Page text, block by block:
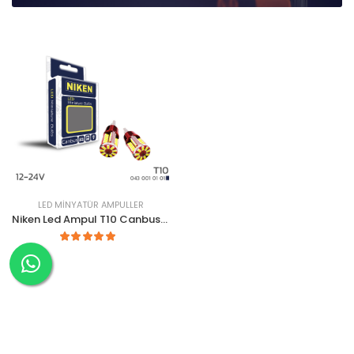
LED MINYATÜR AMPULLER
Niken Led Ampul T10 Canbus Park Ledi 56 Ledli 12-24V